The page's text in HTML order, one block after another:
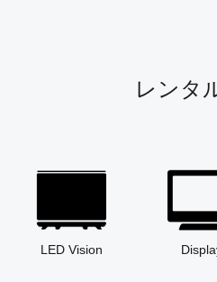
レンタ
LED Vision